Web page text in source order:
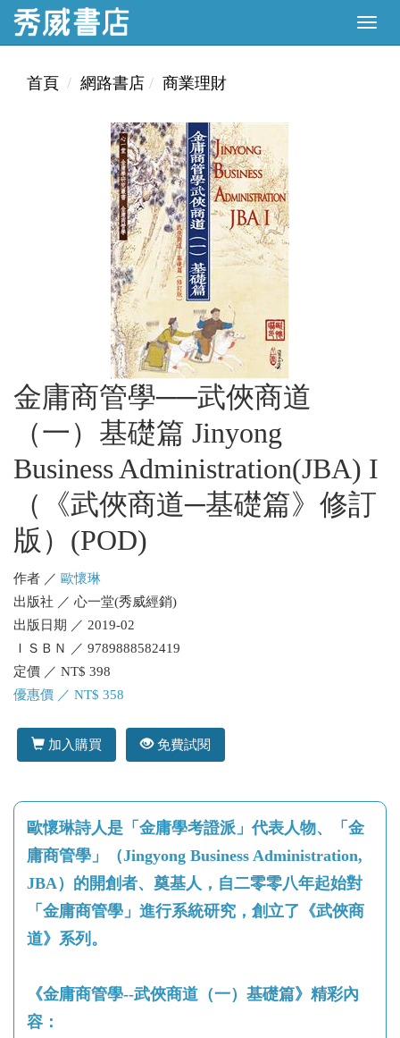
首頁 網路書店 商業理財
金庸商管學──武俠商道
（一）基礎篇 Jinyong
Business Administration(JBA) I
（《武俠商道─基礎篇》修訂
版）(POD)
作者 ／ 歐懷琳
出版社 ／ 心一堂(秀威經銷)
出版日期 ／ 2019-02
ＩＳＢＮ ／ 9789888582419
定價 ／ NT$ 398
優惠價 ／ NT$ 358
加入購買 免費試閱
歐懷琳詩人是「金庸學考證派」代表人物、「金
庸商管學」（Jingyong Business Administration,
JBA）的開創者、奠基人，自二零零八年起始對
「金庸商管學」進行系統研究，創立了《武俠商
道》系列。
《金庸商管學--武俠商道（一）基礎篇》精彩內
容：